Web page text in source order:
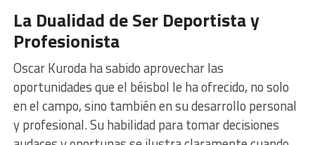
La Dualidad de Ser Deportista y
Profesionista
Oscar Kuroda ha sabido aprovechar las
oportunidades que el béisbol le ha ofrecido, no solo
en el campo, sino también en su desarrollo personal
y profesional. Su habilidad para tomar decisiones